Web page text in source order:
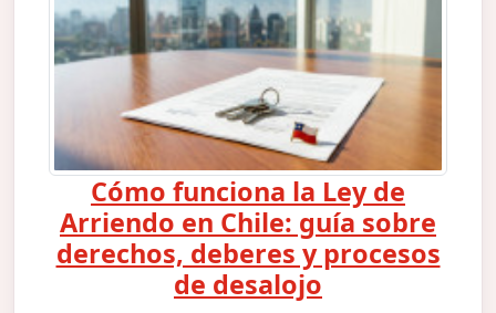
Cómo funciona la Ley de
Arriendo en Chile: guía sobre
derechos, deberes y procesos
de desalojo